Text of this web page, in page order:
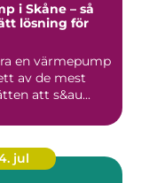
i Skåne – så
lösning för
en värmepump
av de mest
att s&au...
jul